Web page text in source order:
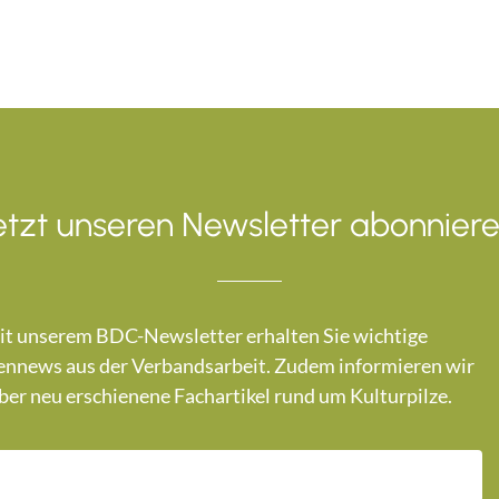
unseren Newsletter
unserem BDC-Newsletter erhalten Sie wichtige
aus der Verbandsarbeit. Zudem informieren wir
neu erschienene Fachartikel rund um Kulturpilze.